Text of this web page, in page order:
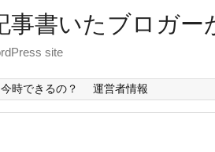
事書いたブロガ
site
時できるの？ 運営者情報